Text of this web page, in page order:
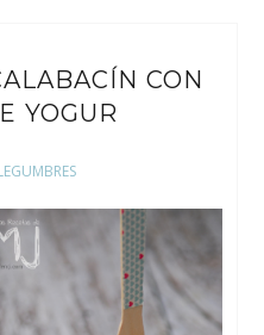
CON
YOGUR